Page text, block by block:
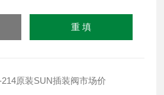
原装SUN插装阀市场价